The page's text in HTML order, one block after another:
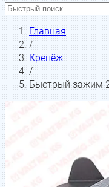
Главная
/
Крепёж
/
Быстрый зажим